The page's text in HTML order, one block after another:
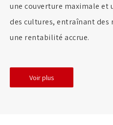
une couverture maximale
des cultures, entraînant des
une rentabilité accrue.
Voir plus